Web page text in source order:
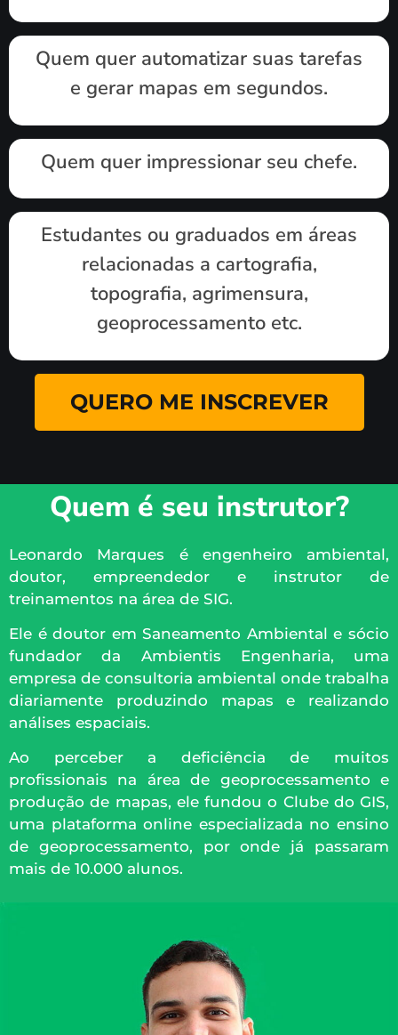
Quem quer automatizar suas tarefas
e gerar mapas em segundos.
Quem quer impressionar seu chefe.
Estudantes ou graduados em áreas
relacionadas a cartografia,
topografia, agrimensura,
geoprocessamento etc.
QUERO ME INSCREVER
Quem é seu instrutor?
Leonardo Marques é engenheiro ambiental,
doutor, empreendedor e instrutor de
treinamentos na área de SIG.
Ele é doutor em Saneamento Ambiental e sócio
fundador da Ambientis Engenharia, uma
empresa de consultoria ambiental onde trabalha
diariamente produzindo mapas e realizando
análises espaciais.
Ao perceber a deficiência de muitos
profissionais na área de geoprocessamento e
produção de mapas, ele fundou o Clube do GIS,
uma plataforma online especializada no ensino
de geoprocessamento, por onde já passaram
mais de 10.000 alunos.